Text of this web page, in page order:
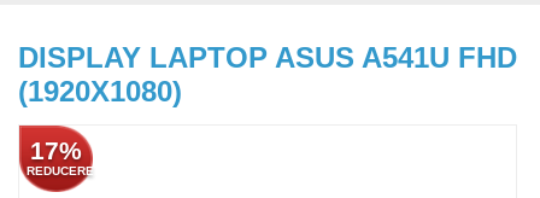
DISPLAY LAPTOP ASUS A541U FHD
(1920X1080)
17%
REDUCERE